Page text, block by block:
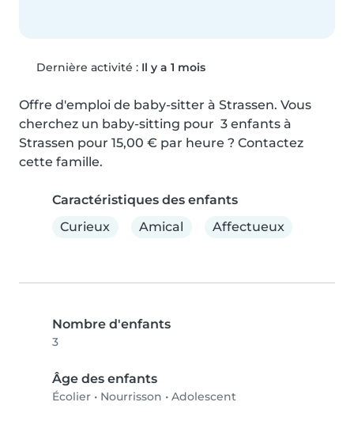
Dernière activité : Il y a 1 mois
Offre d'emploi de baby-sitter à Strassen. Vous
cherchez un baby-sitting pour  3 enfants à
Strassen pour 15,00 € par heure ? Contactez
cette famille.
Caractéristiques des enfants
Curieux
Amical Affectueux
Nombre d'enfants
3
Âge des enfants
Écolier • Nourrisson • Adolescent